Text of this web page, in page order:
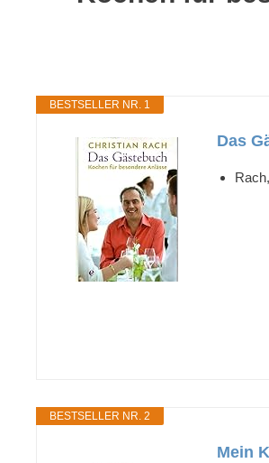
BESTSELLER NR. 1
Das
BESTSELLER NR. 2
Mein